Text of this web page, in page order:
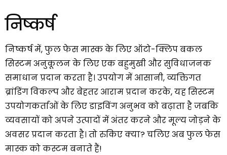
निष्कर्ष
निष्कर्ष में, फुल फेस मास्क के लिए ऑटो-क्लिप बकल
सिस्टम अनुकूलन के लिए एक बहुमुखी और सुविधाजनक
समाधान प्रदान करता है। उपयोग में आसानी, व्यक्तिगत
ब्रांडिंग विकल्प और बेहतर आराम प्रदान करके, यह सिस्टम
उपयोगकर्ताओं के लिए डाइविंग अनुभव को बढ़ाता है जबकि
व्यवसायों को अपने उत्पादों में अंतर करने और मूल्य जोड़ने के
अवसर प्रदान करता है। तो रुकिए क्या? चलिए अब फुल फेस
मास्क को कस्टम बनाते हैं!